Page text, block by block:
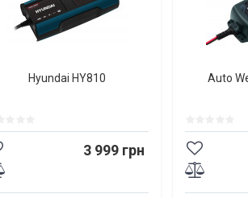
Hyundai HY810
3 999 грн
Auto